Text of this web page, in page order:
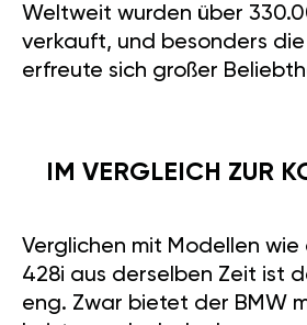
Weltweit wurden über
verkauft, und besonders
erfreute sich großer
IM VERGLEICH ZUR
Verglichen mit Modellen wie
428i aus derselben Zeit ist
eng. Zwar bietet der BMW